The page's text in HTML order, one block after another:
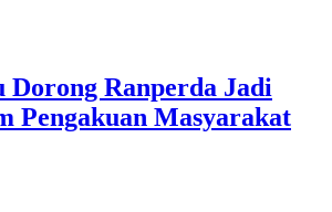
Ranperda Jadi
Pengakuan Masyarakat